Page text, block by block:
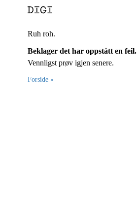
Ruh roh.
Beklager det har oppstått en feil.
Vennligst prøv igjen senere.
Forside »